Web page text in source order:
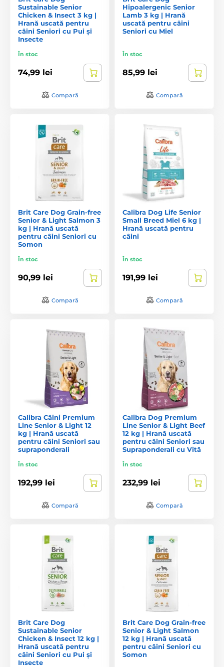
Sustainable Senior
Chicken & Insect 3 kg |
Hrană uscată pentru
câini Seniori cu Pui și
Insecte
În stoc
74,99 lei
Compară
Hipoalergenic Senior
Lamb 3 kg | Hrană
uscată pentru câini
Seniori cu Miel
În stoc
85,99 lei
Compară
Brit Care Dog Grain-free
Senior & Light Salmon 3
kg | Hrană uscată
pentru câini Seniori cu
Somon
În stoc
90,99 lei
Compară
Calibra Dog Life Senior
Small Breed Miel 6 kg |
Hrană uscată pentru
câini
În stoc
191,99 lei
Compară
Calibra Câini Premium
Line Senior & Light 12
kg | Hrană uscată
pentru câini Seniori sau
supraponderali
În stoc
192,99 lei
Compară
Calibra Dog Premium
Line Senior & Light Beef
12 kg | Hrană uscată
pentru câini Seniori sau
Supraponderali cu Vită
În stoc
232,99 lei
Compară
Brit Care Dog
Sustainable Senior
Chicken & Insect 12 kg |
Hrană uscată pentru
câini Seniori cu Pui și
Insecte
Brit Care Dog Grain-free
Senior & Light Salmon
12 kg | Hrană uscată
pentru câini Seniori cu
Somon